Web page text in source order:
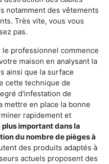
notamment des vêtements
Très vite, vous vous
pas.
professionnel commence
maison en analysant la
ainsi que la surface
cette technique de
d'infestation de
mettre en place la bonne
rapidement et
plus important dans la
du nombre de pièges à
des produits adaptés à
actuels proposent des